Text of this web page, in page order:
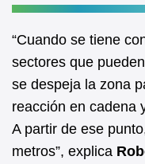
“Cuando se tiene
sectores que
se despeja la zona
reacción en cadena
A partir de ese
metros”, explica